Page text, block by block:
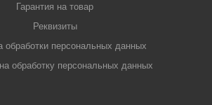
Гарантия на товар
Реквизиты
обработки персональных данных
обработку персональных данных